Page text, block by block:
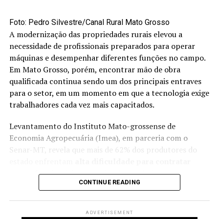
reforçaram os desafios e as oportunidades para o
brasileiro. Segundo ele, os painéis sobre a relação entre
Brasil e China trouxeram alertas e oportunidades para o
presente e o futuro daprodução agrícola. Também
destacou a necessidade de buscar novos mercados para
os produtos agrícolas brasileiros, com capacidade de
absorver o crescimento da produção e contribuir para a
renda dos produtores.
Para a CNA, o seminário reforçou a importância de
acompanhar as transformações do mercado
internacional e de construir estratégias para ampliar a
de exportação e fortalecer a sustentabilidade e a
eficiência da cadeia produtiva.
Foto: Pedro Silvestre/Canal Rural Mato Grosso
A modernização das propriedades rurais elevou a
necessidade de profissionais preparados para operar
máquinas e desempenhar diferentes funções no campo.
Em Mato Grosso, porém, encontrar mão de obra
qualificada continua sendo um dos principais entraves
para o setor, em um momento em que a tecnologia exige
trabalhadores cada vez mais capacitados.
Levantamento do Instituto Mato-grossense de
Economia Agropecuária (Imea), em parceria com o
Senar-MT, revela que mais de 62% dos produtores do
novos funcionários. A maior demanda é por
operadores de máquinas agrícolas, reflexo da crescente
CONTINUE READING
ADVERTISEMENT